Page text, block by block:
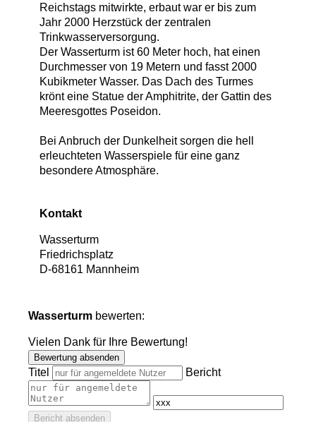
Reichstags mitwirkte, erbaut war er bis zum
Jahr 2000 Herzstück der zentralen
Trinkwasserversorgung.
Der Wasserturm ist 60 Meter hoch, hat einen
Durchmesser von 19 Metern und fasst 2000
Kubikmeter Wasser. Das Dach des Turmes
krönt eine Statue der Amphitrite, der Gattin des
Meeresgottes Poseidon.
Bei Anbruch der Dunkelheit sorgen die hell
erleuchteten Wasserspiele für eine ganz
besondere Atmosphäre.
Kontakt
Wasserturm
Friedrichsplatz
D-68161 Mannheim
Wasserturm bewerten:
Vielen Dank für Ihre Bewertung!
Bewertung absenden
Titel Bericht
Bericht absenden